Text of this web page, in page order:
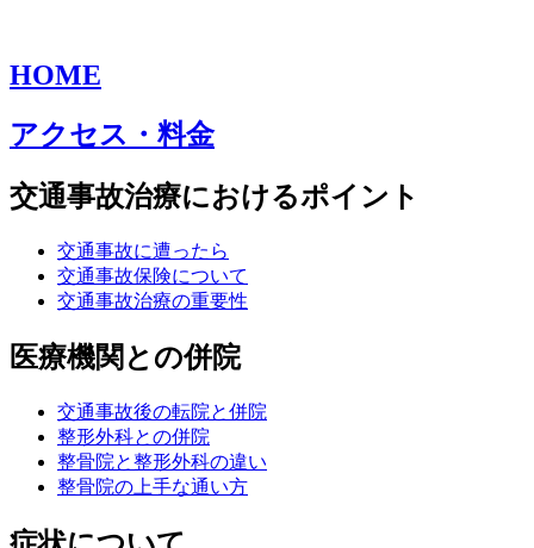
HOME
アクセス・料金
交通事故治療におけるポイント
交通事故に遭ったら
交通事故保険について
交通事故治療の重要性
医療機関との併院
交通事故後の転院と併院
整形外科との併院
整骨院と整形外科の違い
整骨院の上手な通い方